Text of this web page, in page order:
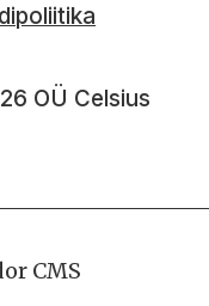
OÜ Celsius
CMS